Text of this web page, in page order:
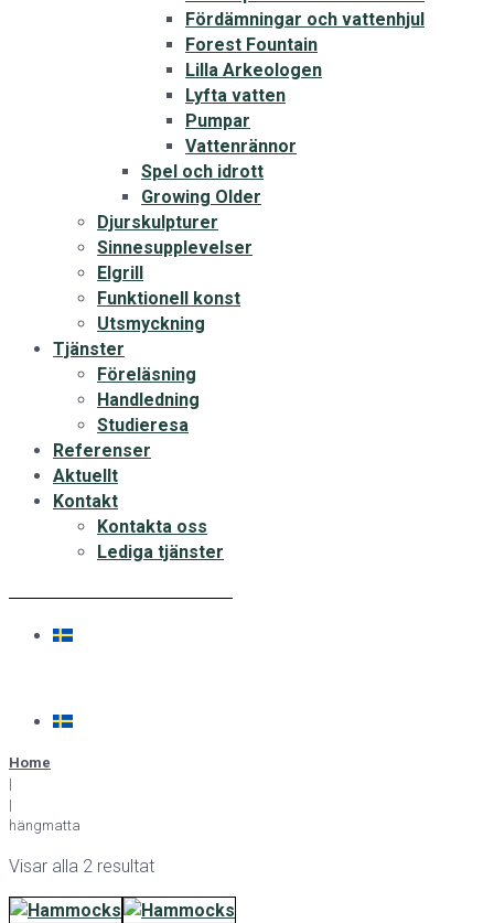
Fördämningar och vattenhjul
Forest Fountain
Lilla Arkeologen
Lyfta vatten
Pumpar
Vattenrännor
Spel och idrott
Growing Older
Djurskulpturer
Sinnesupplevelser
Elgrill
Funktionell konst
Utsmyckning
Tjänster
Föreläsning
Handledning
Studieresa
Referenser
Aktuellt
Kontakt
Kontakta oss
Lediga tjänster
Home
|
|
hängmatta
Visar alla 2 resultat